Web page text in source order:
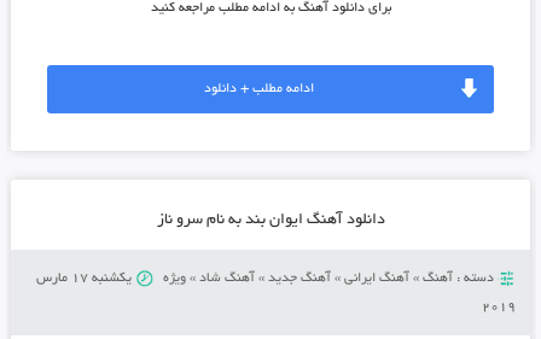
برای دانلود آهنگ به ادامه مطلب مراجعه کنید
ادامه مطلب + دانلود
دانلود آهنگ ایوان بند به نام سرو ناز
دسته : آهنگ» آهنگ ایرانی» آهنگ جدید» آهنگ شاد» ویژه
یکشنبه 17 مارس
2019